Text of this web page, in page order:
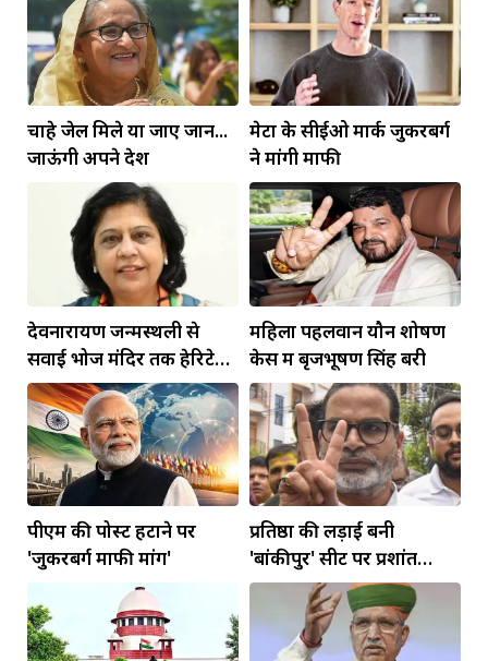
चाहे जेल मिले या जाए जान...
जाऊंगी अपने देश
मेटा के सीईओ मार्क जुकरबर्ग
ने मांगी माफी
देवनारायण जन्मस्थली से
सवाई भोज मंदिर तक हेरिटेज
कॉरिडोर बनाने की मांग
महिला पहलवान यौन शोषण
केस में बृजभूषण सिंह बरी
पीएम की पोस्ट हटाने पर
'जुकरबर्ग माफी मांगें'
प्रतिष्ठा की लड़ाई बनी
'बांकीपुर' सीट पर प्रशांत
किशोर की जीत